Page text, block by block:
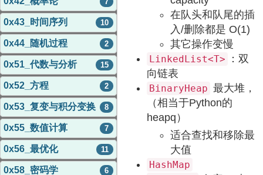
0x43_时间序列 10
0x44_随机过程 2
0x51_代数与分析 15
0x52_方程 2
0x53_复变与积分变换 8
0x55_数值计算 7
0x56_最优化 11
0x58_密码学 6
在队头和队尾的插
入/删除都是 O(1)
其它操作变慢
LinkedList<T>
：双
向链表
BinaryHeap 最大堆，
（相当于Python的
heapq）
适合查找和移除最
大值
HashMap